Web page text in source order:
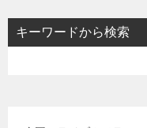
キーワードから検索